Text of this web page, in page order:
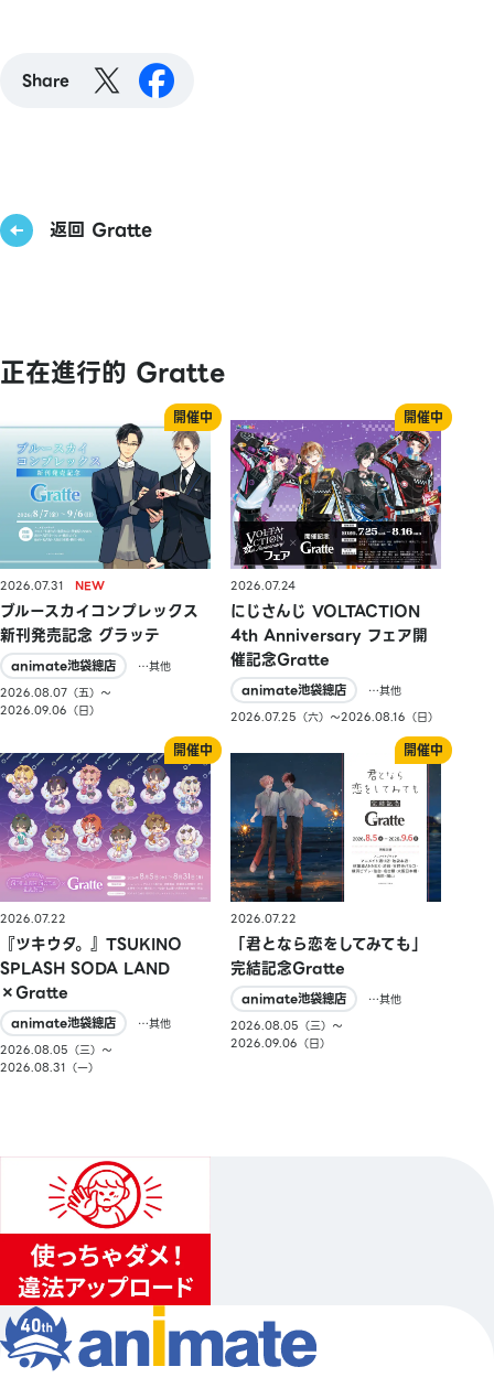
Share
返回 Gratte
正在進行的 Gratte
2026.07.31
ブルースカイコンプレックス
新刊発売記念 グラッテ
animate池袋總店
…其他
2026.08.07（五）〜
2026.09.06（日）
2026.07.24
にじさんじ VOLTACTION
4th Anniversary フェア開
催記念Gratte
animate池袋總店
…其他
2026.07.25（六）〜2026.08.16（日）
2026.07.22
『ツキウタ。』TSUKINO
SPLASH SODA LAND
×Gratte
animate池袋總店
…其他
2026.08.05（三）〜
2026.08.31（一）
2026.07.22
「君となら恋をしてみても」
完結記念Gratte
animate池袋總店
…其他
2026.08.05（三）〜
2026.09.06（日）